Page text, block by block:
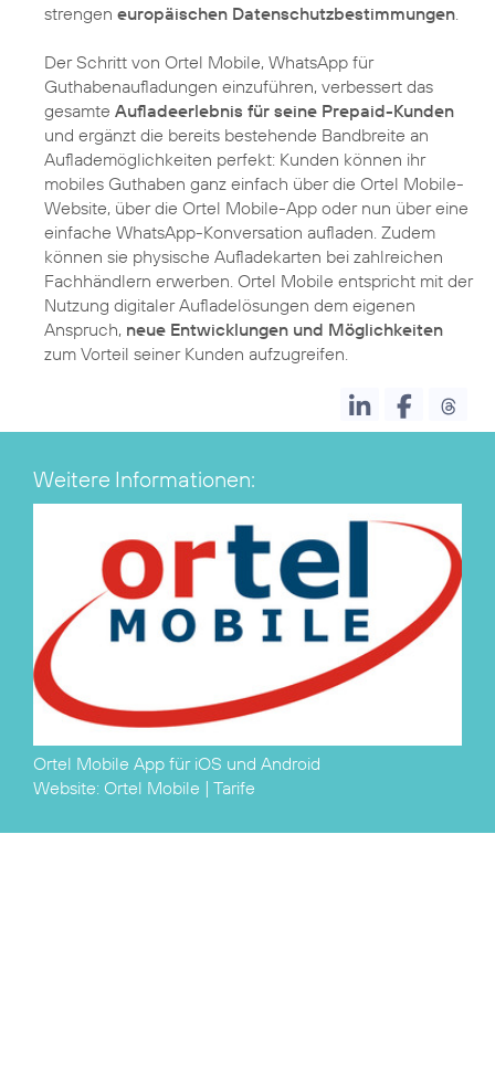
strengen europäischen Datenschutzbestimmungen.
Der Schritt von Ortel Mobile, WhatsApp für
Guthabenaufladungen einzuführen, verbessert das
gesamte Aufladeerlebnis für seine Prepaid-Kunden
und ergänzt die bereits bestehende Bandbreite an
Auflademöglichkeiten perfekt: Kunden können ihr
mobiles Guthaben ganz einfach über die Ortel Mobile-
Website, über die Ortel Mobile-App oder nun über eine
einfache WhatsApp-Konversation aufladen. Zudem
können sie physische Aufladekarten bei zahlreichen
Fachhändlern erwerben. Ortel Mobile entspricht mit der
Nutzung digitaler Aufladelösungen dem eigenen
Anspruch, neue Entwicklungen und Möglichkeiten
zum Vorteil seiner Kunden aufzugreifen.
Weitere Informationen:
Ortel Mobile App für iOS und Android
Website: Ortel Mobile | Tarife